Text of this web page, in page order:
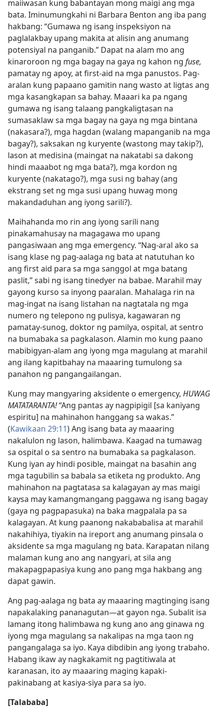
maiiwasan kung babantayan mong maigi ang mga
bata. Iminumungkahi ni Barbara Benton ang iba pang
hakbang: “Gumawa ng isang inspeksiyon na
paglalakbay upang makita at alisin ang anumang
potensiyal na panganib.” Dapat na alam mo ang
kinaroroon ng mga bagay na gaya ng kahon ng fuse,
pamatay ng apoy, at first-aid na mga panustos. Pag-
aralan kung papaano gamitin nang wasto at ligtas ang
mga kasangkapan sa bahay. Maaari ka pa ngang
gumawa ng isang talaang pangkaligtasan na
sumasaklaw sa mga bagay na gaya ng mga bintana
(nakasara?), mga hagdan (walang mapanganib na mga
bagay?), saksakan ng kuryente (wastong may takip?),
lason at medisina (maingat na nakatabi sa dakong
hindi maaabot ng mga bata?), mga kordon ng
kuryente (nakatago?), mga susi ng bahay (ang
ekstrang set ng mga susi upang huwag mong
makandaduhan ang iyong sarili?).
Maihahanda mo rin ang iyong sarili nang
pinakamahusay na magagawa mo upang
pangasiwaan ang mga emergency. “Nag-aral ako sa
isang klase ng pag-aalaga ng bata at natutuhan ko
ang first aid para sa mga sanggol at mga batang
paslit,” sabi ng isang tinedyer na babae. Marahil may
gayong kurso sa inyong paaralan. Mahalaga rin na
mag-ingat na isang listahan na nagtatala ng mga
numero ng telepono ng pulisya, kagawaran ng
pamatay-sunog, doktor ng pamilya, ospital, at sentro
na bumabaka sa pagkalason. Alamin mo kung paano
mabibigyan-alam ang iyong mga magulang at marahil
ang ilang kapitbahay na maaaring tumulong sa
panahon ng pangangailangan.
Kung may mangyaring aksidente o emergency, HUWAG
MATATARANTA!“Ang pantas ay nagpipigil [sa kaniyang
espiritu] na mahinahon hanggang sa wakas.”
(Kawikaan 29:11) Ang isang bata ay maaaring
nakalulon ng lason, halimbawa. Kaagad na tumawag
sa ospital o sa sentro na bumabaka sa pagkalason.
Kung iyan ay hindi posible, maingat na basahin ang
mga tagubilin sa babala sa etiketa ng produkto. Ang
mahinahon na pagtatasa sa kalagayan ay mas maigi
kaysa may kamangmangang paggawa ng isang bagay
(gaya ng pagpapasuka) na baka magpalala pa sa
kalagayan. At kung paanong nakababalisa at marahil
nakahihiya, tiyakin na ireport ang anumang pinsala o
aksidente sa mga magulang ng bata. Karapatan nilang
malaman kung ano ang nangyari, at sila ang
makapagpapasiya kung ano pang mga hakbang ang
dapat gawin.
Ang pag-aalaga ng bata ay maaaring magtinging isang
napakalaking pananagutan​—at gayon nga. Subalit isa
lamang itong halimbawa ng kung ano ang ginawa ng
iyong mga magulang sa nakalipas na mga taon ng
pangangalaga sa iyo. Kaya dibdibin ang iyong trabaho.
Habang ikaw ay nagkakamit ng pagtitiwala at
karanasan, ito ay maaaring maging kapaki-
pakinabang at kasiya-siya para sa iyo.
[Talababa]